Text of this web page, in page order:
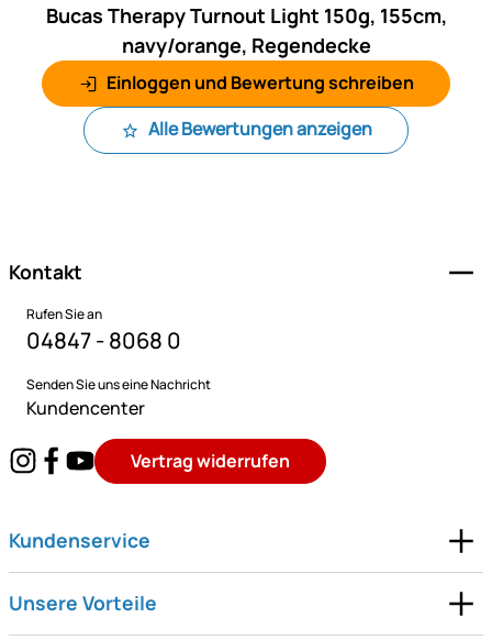
Bucas Therapy Turnout Light 150g, 155cm,
navy/orange, Regendecke
Einloggen und Bewertung schreiben
Alle Bewertungen anzeigen
Kontakt
Rufen Sie an
04847 - 8068 0
Senden Sie uns eine Nachricht
Kundencenter
Vertrag widerrufen
Kundenservice
Unsere Vorteile